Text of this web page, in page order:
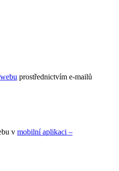
prostřednictvím e-mailů
v mobilní aplikaci –